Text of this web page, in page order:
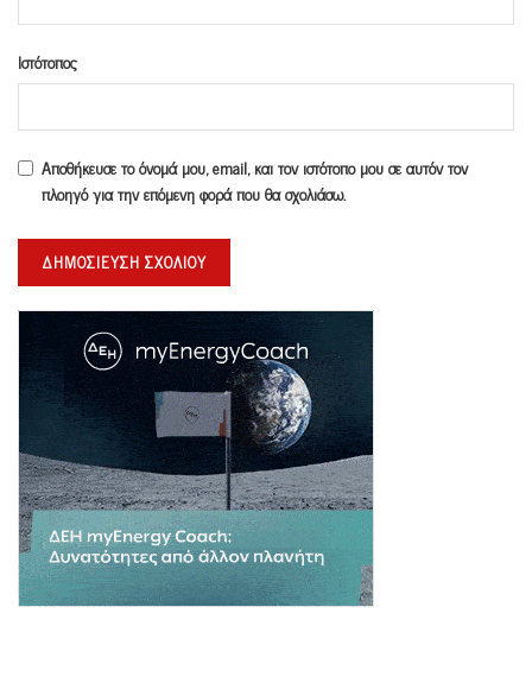
Ιστότοπος
Αποθήκευσε το όνομά μου, email, και τον ιστότοπο μου σε αυτόν τον
πλοηγό για την επόμενη φορά που θα σχολιάσω.